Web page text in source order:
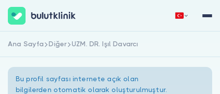
Hemen Kaydol
Ana Sayfa Diğer UZM. DR. Işıl Davarcı
Bu profil sayfası internete açık olan
bilgilerden otomatik olarak oluşturulmuştur.